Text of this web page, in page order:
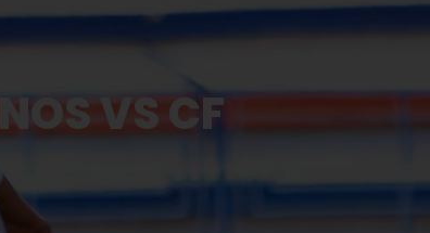
VS CF